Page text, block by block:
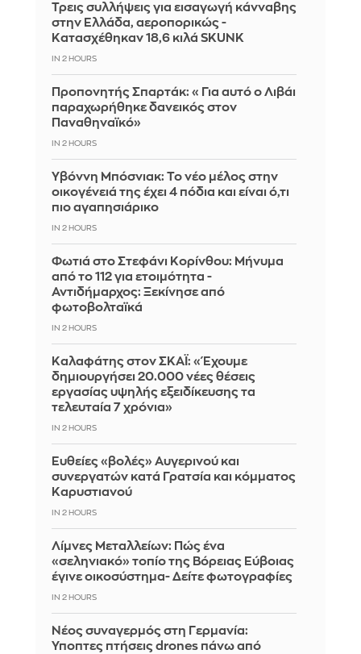
Τρεις συλλήψεις για εισαγωγή κάνναβης
στην Ελλάδα, αεροπορικώς -
Κατασχέθηκαν 18,6 κιλά SKUNK
IN 2 HOURS
Προπονητής Σπαρτάκ: «Για αυτό ο Λιβάι
παραχωρήθηκε δανεικός στον
Παναθηναϊκό»
IN 2 HOURS
Υβόννη Μπόσνιακ: Το νέο μέλος στην
οικογένειά της έχει 4 πόδια και είναι ό,τι
πιο αγαπησιάρικο
IN 2 HOURS
Φωτιά στο Στεφάνι Κορίνθου: Μήνυμα
από το 112 για ετοιμότητα -
Αντιδήμαρχος: Ξεκίνησε από
φωτοβολταϊκά
IN 2 HOURS
Καλαφάτης στον ΣΚΑΪ: «Έχουμε
δημιουργήσει 20.000 νέες θέσεις
εργασίας υψηλής εξειδίκευσης τα
τελευταία 7 χρόνια»
IN 2 HOURS
Ευθείες «βολές» Αυγερινού και
συνεργατών κατά Γρατσία και κόμματος
Καρυστιανού
IN 2 HOURS
Λίμνες Μεταλλείων: Πώς ένα
«σεληνιακό» τοπίο της Βόρειας Εύβοιας
έγινε οικοσύστημα- Δείτε φωτογραφίες
IN 2 HOURS
Νέος συναγερμός στη Γερμανία:
Ύποπτες πτήσεις drones πάνω από